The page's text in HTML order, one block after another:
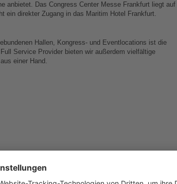
anbietet. Das Congress Center Messe Frankfurt liegt auf
ein direkter Zugang in das Maritim Hotel Frankfurt.
Hallen, Kongress- und Eventlocations ist die
Service Provider bieten wir außerdem vielfältige
einer Hand.